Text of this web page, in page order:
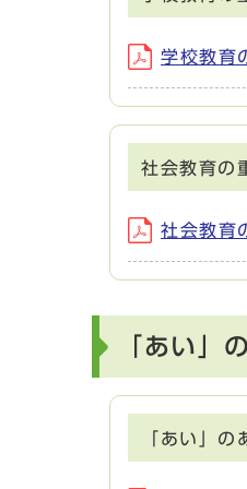
学校教
社会教育の
社会教
「あい」
「あい」の